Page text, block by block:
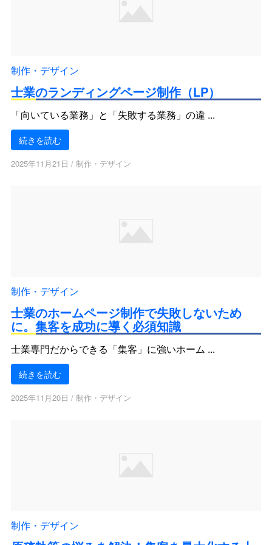
制作・デザイン
士業のランディングページ制作（LP）
「向いている業務」と「失敗する業務」の違 ...
続きを読む
2025年11月21日 / 制作・デザイン
制作・デザイン
士業のホームページ制作で失敗しないため
に。集客を成功に導く必須知識
士業専門だからできる「集客」に強いホーム ...
続きを読む
2025年11月20日 / 制作・デザイン
制作・デザイン